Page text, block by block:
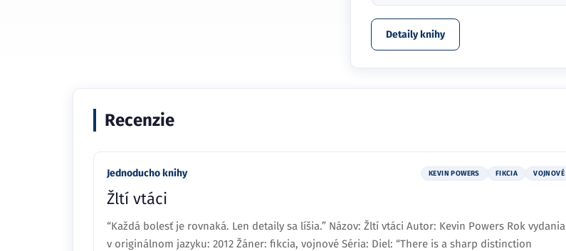
Detaily knihy
Recenzie
Jednoducho knihy KEVIN POWERS FIKCIA VOJNOVÉ
Žltí vtáci
“Každá bolesť je rovnaká. Len detaily sa líšia.” Názov: Žltí vtáci Autor: Kevin Powers Rok vydania
v originálnom jazyku: 2012 Žáner: fikcia, vojnové Séria: Diel: “There is a sharp distinction